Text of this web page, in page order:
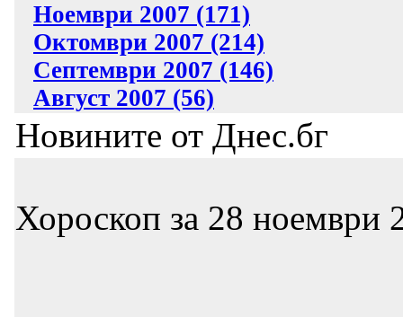
Ноември 2007 (171)
Октомври 2007 (214)
Септември 2007 (146)
Август 2007 (56)
Новините от Днес.бг
Хороскоп за 28 ноември